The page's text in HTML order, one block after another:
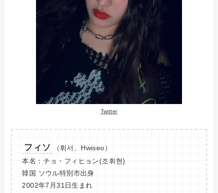
Twitter
フィソ
（휘서、Hwiseo）
本名：チョ・フィヒョン(조휘현)
韓国 ソウル特別市出身
2002年7月31日生まれ